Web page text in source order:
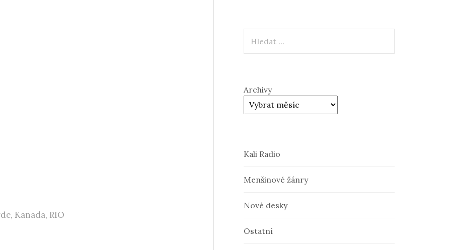
, Kanada, RIO
Archivy
Kali Radio
Menšinové žánry
Nové desky
Ostatní